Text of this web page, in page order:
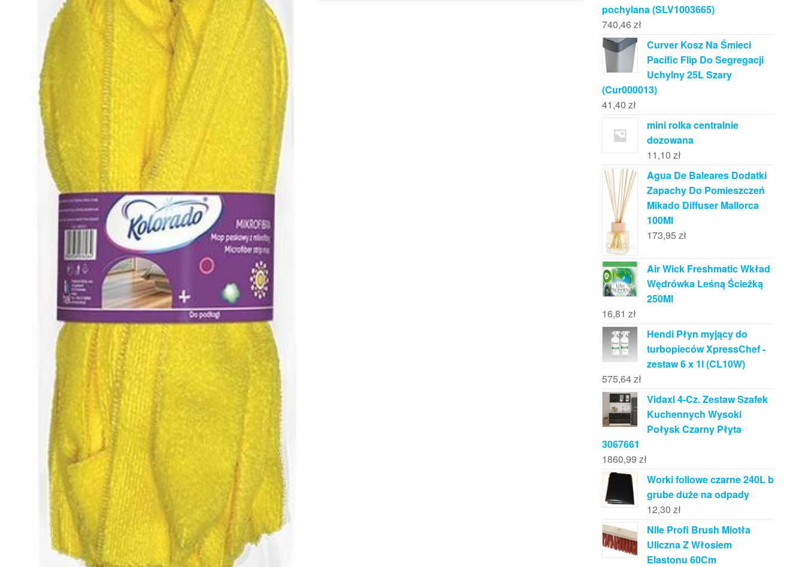
pochylana (SLV1003665)
740,46 zł
Curver Kosz Na Śmieci
Pacific Flip Do Segregacji
Uchylny 25L Szary
(Cur000013)
41,40 zł
mini rolka centralnie
dozowana
11,10 zł
Agua De Baleares Dodatki
Zapachy Do Pomieszczeń
Mikado Diffuser Mallorca
100Ml
173,95 zł
Air Wick Freshmatic Wkład
Wędrówka Leśną Ścieżką
250Ml
16,81 zł
Hendi Płyn myjący do
turbopieców XpressChef -
zestaw 6 x 1l (CL10W)
575,64zł
Vidaxl 4-Cz. Zestaw Szafek
Kuchennych Wysoki
Połysk Czarny Płyta
3067661
1860,99 zł
Worki foliowe czarne 240L b
grube duże na odpady
12,30 zł
Nlle Profi Brush Miotła
Uliczna Z Włosiem
Elastonu 60Cm